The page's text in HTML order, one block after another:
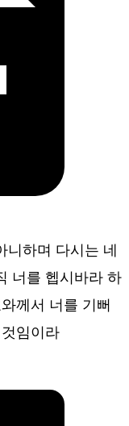
니하며 다시는 네
너를 헵시바라 하
께서 너를 기뻐
임이라